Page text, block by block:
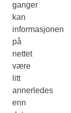
ganger
kan
informasjonen
på
nettet
være
litt
annerledes
enn